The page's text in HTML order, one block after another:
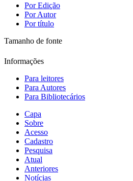
Por Edição
Por Autor
Por título
Tamanho de fonte
Informações
Para leitores
Para Autores
Para Bibliotecários
Capa
Sobre
Acesso
Cadastro
Pesquisa
Atual
Anteriores
Notícias